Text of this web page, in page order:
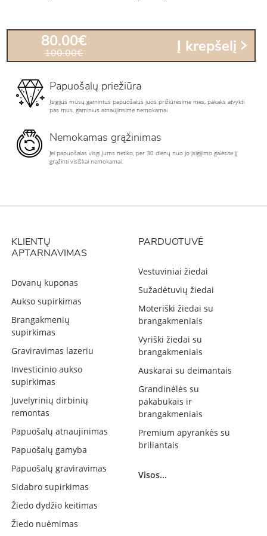
80.00€
100.00€ Į krepšelį
Papuošalų priežiūra
Įsigijus mūsų gamintus papuošalus juos prižiūrėsime mes, pakaks atvykti
pas mus, gaminius atnaujinsime nemokamai
Nemokamas grąžinimas
Jei papuošalas visgi Jums netiko, per 30 dienų nuo jo įsigijimo galėsite jį
grąžinti visiškai nemokamai.
KLIENTŲ
APTARNAVIMAS
Dovanų kuponas
Aukso supirkimas
Brangakmenių
supirkimas
Graviravimas lazeriu
Investicinio aukso
supirkimas
Juvelyrinių dirbinių
remontas
Papuošalų atnaujinimas
Papuošalų gamyba
Papuošalų graviravimas
Sidabro supirkimas
Žiedo dydžio keitimas
Žiedo nuėmimas
PARDUOTUVĖ
Vestuviniai žiedai
Sužadėtuvių žiedai
Moteriški žiedai su
brangakmeniais
Vyriški žiedai su
brangakmeniais
Auskarai su deimantais
Grandinėlės su
pakabukais ir
brangakmeniais
Premium apyrankės su
briliantais
Visos...